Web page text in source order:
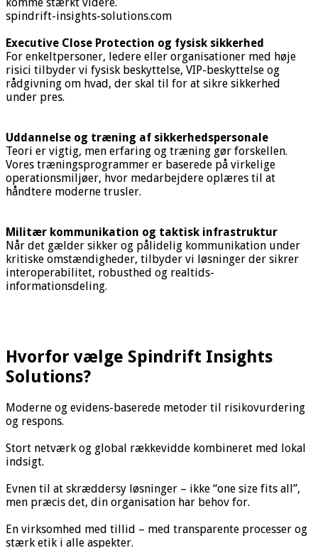
spindrift-insights-solutions.com
Executive Close Protection og fysisk sikkerhed
For enkeltpersoner, ledere eller organisationer med høje
risici tilbyder vi fysisk beskyttelse, VIP-beskyttelse og
rådgivning om hvad, der skal til for at sikre sikkerhed
under pres.
Uddannelse og træning af sikkerhedspersonale
Teori er vigtig, men erfaring og træning gør forskellen.
Vores træningsprogrammer er baserede på virkelige
operationsmiljøer, hvor medarbejdere oplæres til at
håndtere moderne trusler.
Militær kommunikation og taktisk infrastruktur
Når det gælder sikker og pålidelig kommunikation under
kritiske omstændigheder, tilbyder vi løsninger der sikrer
interoperabilitet, robusthed og realtids-
informationsdeling.
Hvorfor vælge Spindrift Insights
Solutions?
Moderne og evidens-baserede metoder til risikovurdering
og respons.
Stort netværk og global rækkevidde kombineret med lokal
indsigt.
Evnen til at skræddersy løsninger – ikke “one size fits all”,
men præcis det, din organisation har behov for.
En virksomhed med tillid – med transparente processer og
stærk etik i alle aspekter.